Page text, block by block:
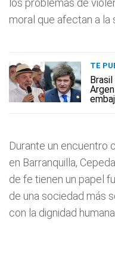
los problemas de
moral que afectan a la
TE
Durante un encuentro
en Barranquilla,
de fe tienen un papel
de una sociedad más
con la dignidad humana.